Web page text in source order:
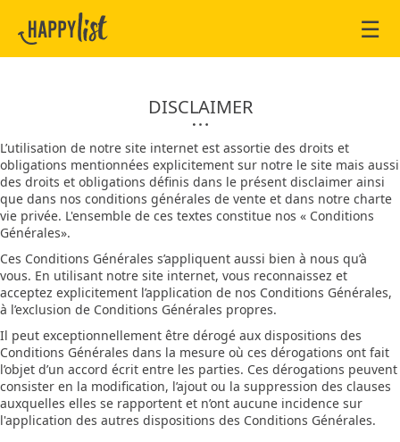
☰
DISCLAIMER
L’utilisation de notre site internet est assortie des droits et
obligations mentionnées explicitement sur notre le site mais aussi
des droits et obligations définis dans le présent disclaimer ainsi
que dans nos conditions générales de vente et dans notre charte
vie privée. L'ensemble de ces textes constitue nos « Conditions
Générales».
Ces Conditions Générales s’appliquent aussi bien à nous qu’à
vous. En utilisant notre site internet, vous reconnaissez et
acceptez explicitement l’application de nos Conditions Générales,
à l’exclusion de Conditions Générales propres.
Il peut exceptionnellement être dérogé aux dispositions des
Conditions Générales dans la mesure où ces dérogations ont fait
l’objet d’un accord écrit entre les parties. Ces dérogations peuvent
consister en la modification, l’ajout ou la suppression des clauses
auxquelles elles se rapportent et n’ont aucune incidence sur
l'application des autres dispositions des Conditions Générales.